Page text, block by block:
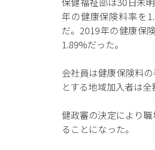
年の健康保険料率を
だ。2019年の健康保
1.89%だった。
会社員は健康保険料
とする地域加入者は全
健政審の決定により
ることになった。